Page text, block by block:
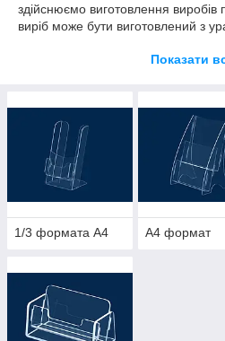
здійснюємо виготовлення
виріб може бути виготовлений з
Показати
1/3 формата А4 А4 формат